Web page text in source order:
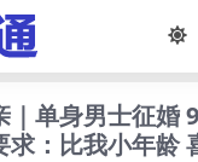
｜单身男士征婚
求：比我小年龄